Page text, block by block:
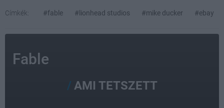
Címkék: #fable #lionhead studios #mike ducker #ebay
Fable
AMI TETSZETT